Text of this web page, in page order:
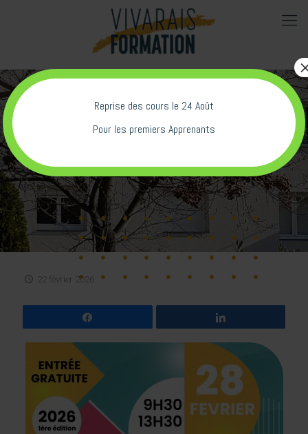
Salon de l’Etudiant à PRIVAS
22 février 2026
Reprise des cours le 24 Août
Pour les premiers Apprenants